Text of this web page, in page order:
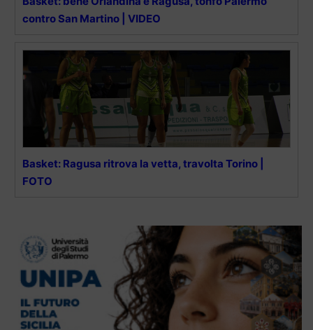
contro San Martino | VIDEO
Basket: Ragusa ritrova la vetta, travolta Torino |
FOTO